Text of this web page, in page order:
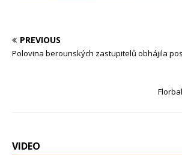
PREVIOUS
Polovina berounských zastupitelů obhájila
VIDEO